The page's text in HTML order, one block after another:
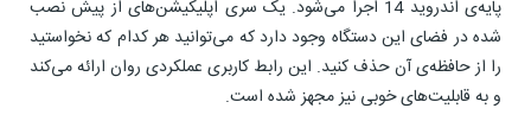
پایه‌ی اندروید 14 اجرا می‌شود. یک سری اپلیکیشن‌های از پیش نصب
شده در فضای این دستگاه وجود دارد که می‌توانید هر کدام که نخواستید
را از حافظه‌ی آن حذف کنید. این رابط کاربری عملکردی روان ارائه می‌کند
و به قابلیت‌های خوبی نیز مجهز شده است.